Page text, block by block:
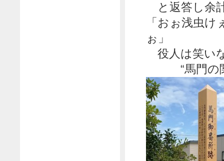
と返答し余
「おぉ浅虫
ぉ」
役人は笑い
“馬門の関